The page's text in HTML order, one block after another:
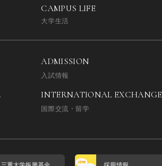
CAMPUS LIFE
大学生活
ADMISSION
入試情報
INTERNATIONAL EXCHANGE
国際交流・留学